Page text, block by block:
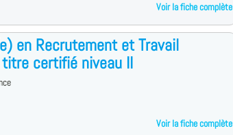
Voir la fiche complète
en Recrutement et Travail
titre certifié niveau II
Voir la fiche complète